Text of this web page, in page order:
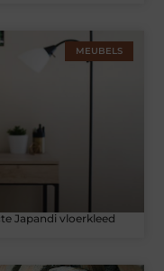
MEUBELS
Japandi vloerkleed